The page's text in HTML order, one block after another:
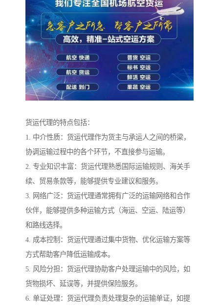
货运代理的特点包括：
1. 中介性质：货运代理作为货主与承运人之间的桥梁，
协调运输过程中的各个环节，不直接参与运输。
2. 专业知识丰富：货运代理熟悉国际运输规则、海关手
续、贸易条款等，能够提供专业建议和服务。
3. 网络广泛：货运代理通常拥有广泛的运输网络和合作
伙伴，能够提供多种运输方式（海运、空运、陆运等）
和路线选择。
4. 成本控制：货运代理通过集中货物、优化运输方案等
方式帮助客户降低运输成本。
5. 风险分担：货运代理协助客户处理运输中的风险，如
货物损坏、延误等，并提供保险服务。
6. 单证处理：货运代理负责处理复杂的运输单证，如提